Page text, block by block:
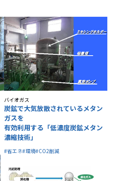
バイオガス
炭鉱で大気放散されているメタン
ガスを
有効利用する「低濃度炭鉱メタン
濃縮技術」
#省エネ#環境#CO2削減